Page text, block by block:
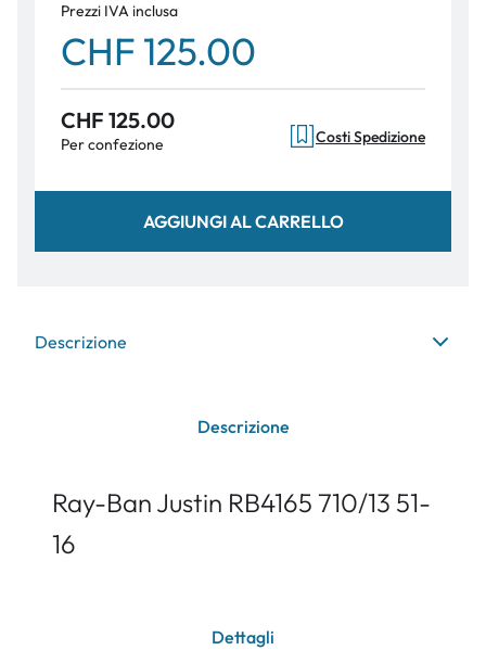
Prezzi IVA inclusa
CHF 125.00
CHF 125.00
Per confezione Costi Spedizione
AGGIUNGI AL CARRELLO
Descrizione
Descrizione
Ray-Ban Justin RB4165 710/13 51-
16
Dettagli